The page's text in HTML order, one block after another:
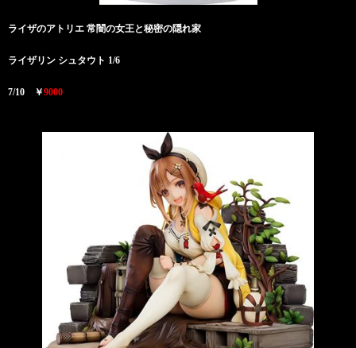
ライザのアトリエ 常闇の女王と秘密の隠れ家
ライザリン シュタウト 1/6
7/10 ￥9000